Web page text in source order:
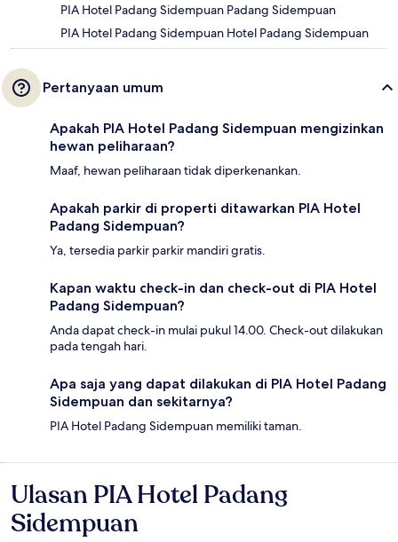
PIA Hotel Padang Sidempuan Padang Sidempuan
PIA Hotel Padang Sidempuan Hotel Padang Sidempuan
Pertanyaan umum
Apakah PIA Hotel Padang Sidempuan mengizinkan
hewan peliharaan?
Maaf, hewan peliharaan tidak diperkenankan.
Apakah parkir di properti ditawarkan PIA Hotel
Padang Sidempuan?
Ya, tersedia parkir parkir mandiri gratis.
Kapan waktu check-in dan check-out di PIA Hotel
Padang Sidempuan?
Anda dapat check-in mulai pukul 14.00. Check-out dilakukan
pada tengah hari.
Apa saja yang dapat dilakukan di PIA Hotel Padang
Sidempuan dan sekitarnya?
PIA Hotel Padang Sidempuan memiliki taman.
Ulasan
Ulasan PIA Hotel Padang
Sidempuan